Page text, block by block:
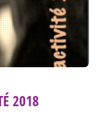
2018